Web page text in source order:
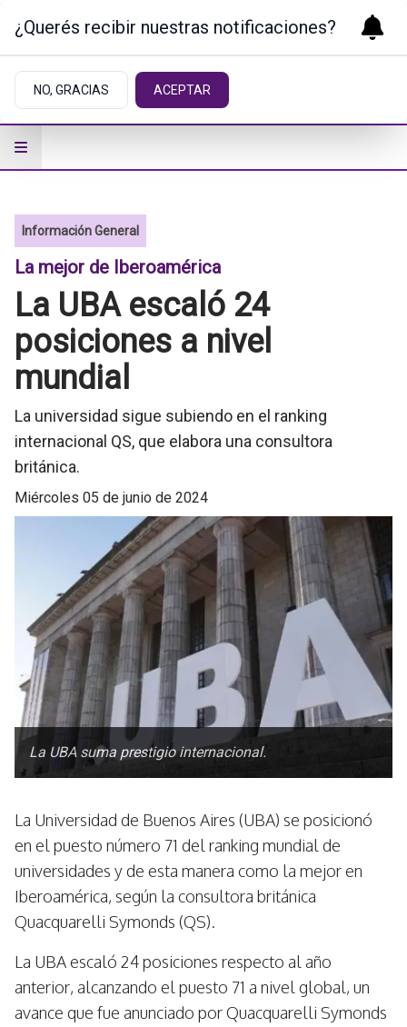
Información General
La mejor de Iberoamérica
La UBA escaló 24
posiciones a nivel
mundial
La universidad sigue subiendo en el ranking
internacional QS, que elabora una consultora
británica.
miércoles 05 de junio de 2024
La UBA suma prestigio internacional.
La Universidad de Buenos Aires (UBA) se posicionó
en el puesto número 71 del ranking mundial de
universidades y de esta manera como la mejor en
Iberoamérica, según la consultora británica
Quacquarelli Symonds (QS).
La UBA escaló 24 posiciones respecto al año
anterior, alcanzando el puesto 71 a nivel global, un
avance que fue anunciado por Quacquarelli Symonds
¿Querés recibir nuestras notificaciones?
NO, GRACIAS ACEPTAR